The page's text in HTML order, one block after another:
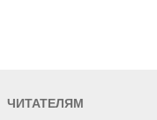
ЧИТАТЕЛЯМ